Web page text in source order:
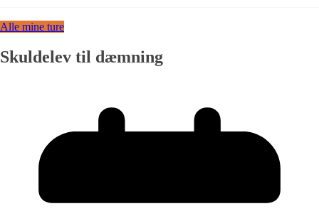
Alle mine ture
Skuldelev til dæmning